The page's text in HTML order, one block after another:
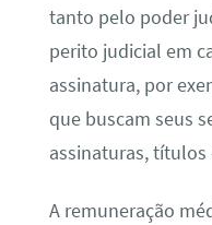
tanto pelo poder
perito judicial em
assinatura, por
que buscam seus
assinaturas,
A remuneração